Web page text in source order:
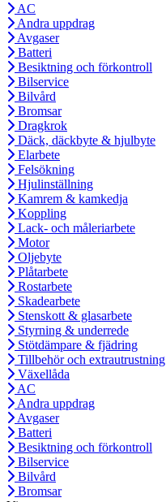
AC
Andra uppdrag
Avgaser
Batteri
Besiktning och förkontroll
Bilservice
Bilvård
Bromsar
Dragkrok
Däck, däckbyte & hjulbyte
Elarbete
Felsökning
Hjulinställning
Kamrem & kamkedja
Koppling
Lack- och måleriarbete
Motor
Oljebyte
Plåtarbete
Rostarbete
Skadearbete
Stenskott & glasarbete
Styrning & underrede
Stötdämpare & fjädring
Tillbehör och extrautrustning
Växellåda
AC
Andra uppdrag
Avgaser
Batteri
Besiktning och förkontroll
Bilservice
Bilvård
Bromsar